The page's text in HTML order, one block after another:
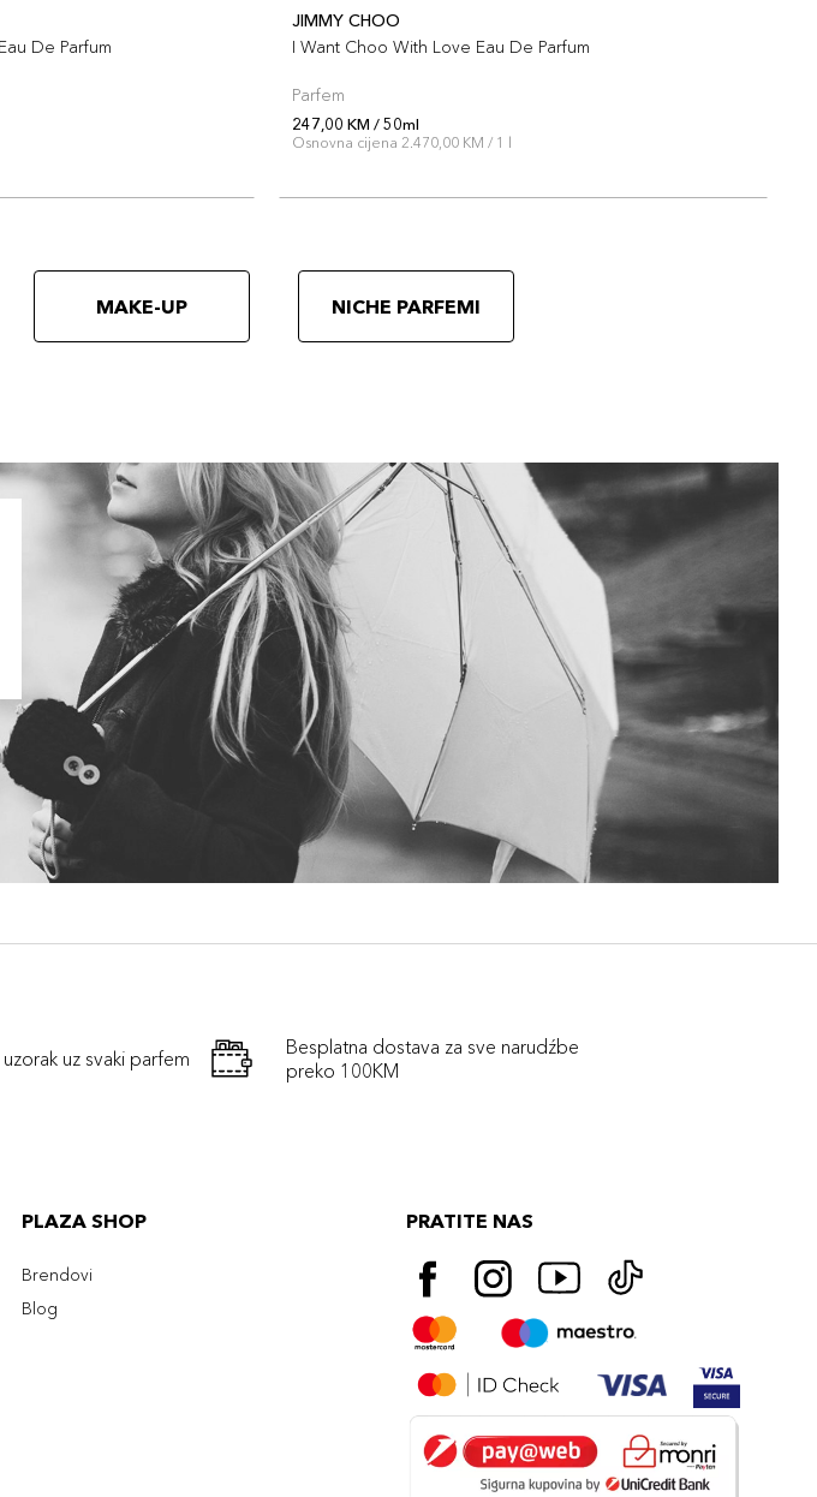
De Parfum
JIMMY CHOO
I Want Choo With Love Eau De Parfum
Parfem
247,00 KM / 50ml
Osnovna cijena 2.470,00 KM / 1 l
MAKE-UP NICHE PARFEMI
uz svaki parfem
Besplatna dostava za sve narudźbe
preko 100KM
PLAZA SHOP
Brendovi
Blog
PRATITE NAS